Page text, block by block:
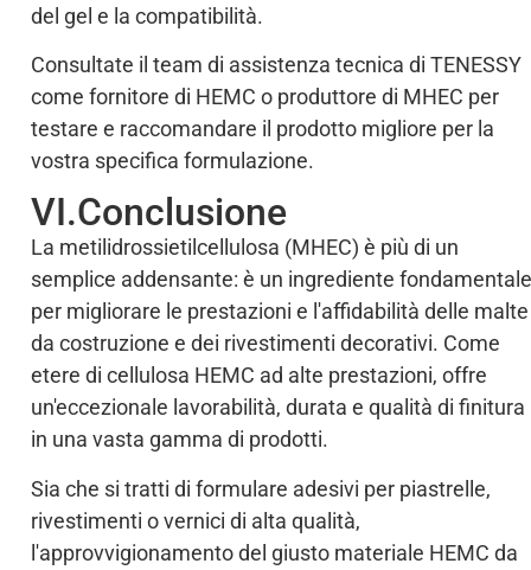
del gel e la compatibilità.
Consultate il team di assistenza tecnica di TENESSY
come fornitore di HEMC o produttore di MHEC per
testare e raccomandare il prodotto migliore per la
vostra specifica formulazione.
VI.Conclusione
La metilidrossietilcellulosa (MHEC) è più di un
semplice addensante: è un ingrediente fondamentale
per migliorare le prestazioni e l'affidabilità delle malte
da costruzione e dei rivestimenti decorativi. Come
etere di cellulosa HEMC ad alte prestazioni, offre
un'eccezionale lavorabilità, durata e qualità di finitura
in una vasta gamma di prodotti.
Sia che si tratti di formulare adesivi per piastrelle,
rivestimenti o vernici di alta qualità,
l'approvvigionamento del giusto materiale HEMC da